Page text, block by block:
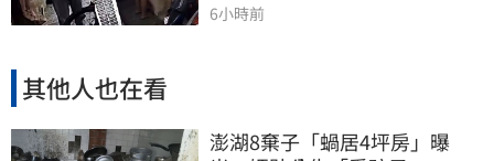
6小時前
其他人也在看
澎湖8棄子「蝸居4坪房」曝